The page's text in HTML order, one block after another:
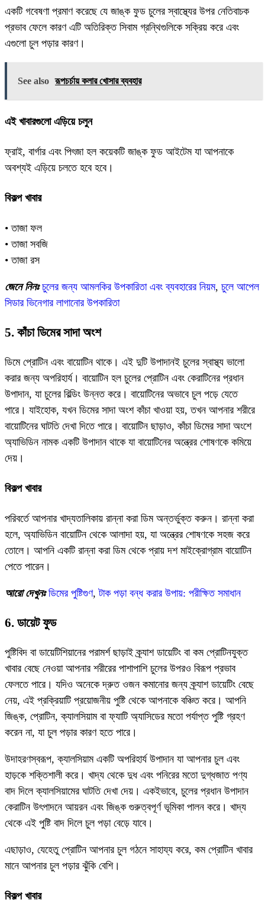
একটি গবেষণা প্রমাণ করেছে যে জাঙ্ক ফুড চুলের স্বাস্থ্যের উপর নেতিবাচক
প্রভাব ফেলে কারণ এটি অতিরিক্ত সিবাম গ্রন্থিগুলিকে সক্রিয় করে এবং
এগুলো চুল পড়ার কারণ।
See also রূপচর্চায় কলার খোসার ব্যবহার
এই খাবারগুলো এড়িয়ে চলুন
ফ্রাই, বার্গার এবং পিৎজা হল কয়েকটি জাঙ্ক ফুড আইটেম যা আপনাকে
অবশ্যই এড়িয়ে চলতে হবে হবে।
বিকল্প খাবার
• তাজা ফল
• তাজা সবজি
• তাজা রস
জেনে নিনঃ চুলের জন্য আমলকির উপকারিতা এবং ব্যবহারের নিয়ম, চুলে আপেল
সিডার ভিনেগার লাগানোর উপকারিতা
5. কাঁচা ডিমের সাদা অংশ
ডিমে প্রোটিন এবং বায়োটিন থাকে। এই দুটি উপাদানই চুলের স্বাস্থ্য ভালো
করার জন্য অপরিহার্য। বায়োটিন হল চুলের প্রোটিন এবং কেরাটিনের প্রধান
উপাদান, যা চুলের বিল্ডিং উন্নত করে। বায়োটিনের অভাবে চুল পড়ে যেতে
পারে। যাইহোক, যখন ডিমের সাদা অংশ কাঁচা খাওয়া হয়, তখন আপনার শরীরে
বায়োটিনের ঘাটতি দেখা দিতে পারে। বায়োটিন ছাড়াও, কাঁচা ডিমের সাদা অংশে
অ্যাভিডিন নামক একটি উপাদান থাকে যা বায়োটিনের অন্ত্রের শোষণকে কমিয়ে
দেয়।
বিকল্প খাবার
পরিবর্তে আপনার খাদ্যতালিকায় রান্না করা ডিম অন্তর্ভুক্ত করুন। রান্না করা
হলে, অ্যাভিডিন বায়োটিন থেকে আলাদা হয়, যা অন্ত্রের শোষণকে সহজ করে
তোলে। আপনি একটি রান্না করা ডিম থেকে প্রায় দশ মাইক্রোগ্রাম বায়োটিন
পেতে পারেন।
আরো দেখুনঃ ডিমের পুষ্টিগুণ,টাক পড়া বন্ধ করার উপায়: পরীক্ষিত সমাধান
6. ডায়েট ফুড
পুষ্টিবিদ বা ডায়েটিশিয়ানের পরামর্শ ছাড়াই ক্র্যাশ ডায়েটিং বা কম প্রোটিনযুক্ত
খাবার বেছে নেওয়া আপনার শরীরের পাশাপাশি চুলের উপরও বিরূপ প্রভাব
ফেলতে পারে। যদিও অনেকে দ্রুত ওজন কমানোর জন্য ক্র্যাশ ডায়েটিং বেছে
নেয়, এই প্রক্রিয়াটি প্রয়োজনীয় পুষ্টি থেকে আপনাকে বঞ্চিত করে। আপনি
জিঙ্ক, প্রোটিন, ক্যালসিয়াম বা ফ্যাটি অ্যাসিডের মতো পর্যাপ্ত পুষ্টি গ্রহণ
করেন না, যা চুল পড়ার কারণ হতে পারে।
উদাহরণস্বরূপ, ক্যালসিয়াম একটি অপরিহার্য উপাদান যা আপনার চুল এবং
হাড়কে শক্তিশালী করে। খাদ্য থেকে দুধ এবং পনিরের মতো দুগ্ধজাত পণ্য
বাদ দিলে ক্যালসিয়ামের ঘাটতি দেখা দেয়। একইভাবে, চুলের প্রধান উপাদান
কেরাটিন উৎপাদনে আয়রন এবং জিঙ্ক গুরুত্বপূর্ণ ভূমিকা পালন করে। খাদ্য
থেকে এই পুষ্টি বাদ দিলে চুল পড়া বেড়ে যাবে।
এছাড়াও, যেহেতু প্রোটিন আপনার চুল গঠনে সাহায্য করে, কম প্রোটিন খাবার
মানে আপনার চুল পড়ার ঝুঁকি বেশি।
বিকল্প খাবার